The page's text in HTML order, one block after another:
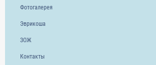
Фотогалерея
Эврикоша
ЗОЖ
Контакты